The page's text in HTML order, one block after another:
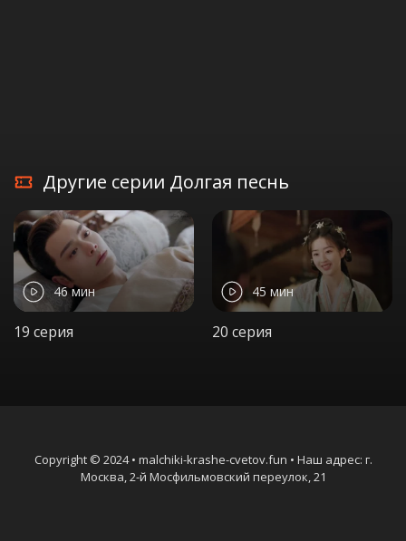
Другие серии Долгая песнь
46 мин
19 серия
45 мин
20 серия
Copyright © 2024 • malchiki-krashe-cvetov.fun • Наш адрес: г.
Москва, 2-й Мосфильмовский переулок, 21